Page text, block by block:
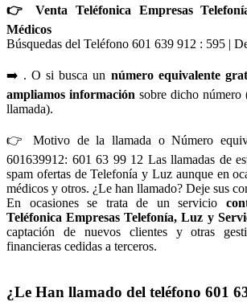
👉 Venta Teléfonica Empresas
Médicos
Búsquedas del Teléfono 601 639 912 : 595 |
➡️ . O si busca un número equivalente
ampliamos información sobre dicho
llamada).
👉 Motivo de la llamada o Número
601639912: 601 63 99 12 Las llamadas de
spam ofertas de Telefonía y Luz aunque en
médicos y otros. ¿Le han llamado? Deje sus
En ocasiones se trata de un servicio
Teléfonica Empresas Telefonía, Luz y
captación de nuevos clientes y otras
financieras cedidas a terceros.
¿Le Han llamado del teléfono 601